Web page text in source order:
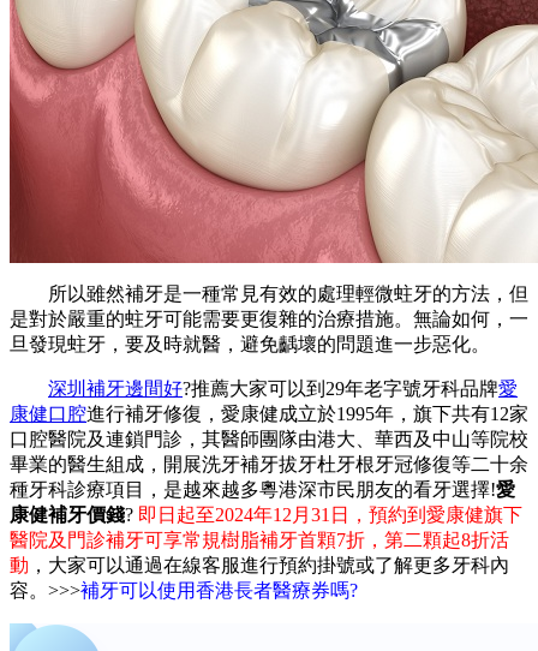
所以雖然補牙是一種常見有效的處理輕微蛀牙的方法，但
是對於嚴重的蛀牙可能需要更復雜的治療措施。無論如何，一
旦發現蛀牙，要及時就醫，避免齲壞的問題進一步惡化。
深圳補牙邊間好?推薦大家可以到29年老字號牙科品牌愛
康健口腔進行補牙修復，愛康健成立於1995年，旗下共有12家
口腔醫院及連鎖門診，其醫師團隊由港大、華西及中山等院校
畢業的醫生組成，開展洗牙補牙拔牙杜牙根牙冠修復等二十余
種牙科診療項目，是越來越多粵港深市民朋友的看牙選擇!愛
康健補牙價錢? 即日起至2024年12月31日，預約到愛康健旗下
醫院及門診補牙可享常規樹脂補牙首顆7折，第二顆起8折活
動 ，大家可以通過在線客服進行預約掛號或了解更多牙科內
容。>>>補牙可以使用香港長者醫療券嗎?